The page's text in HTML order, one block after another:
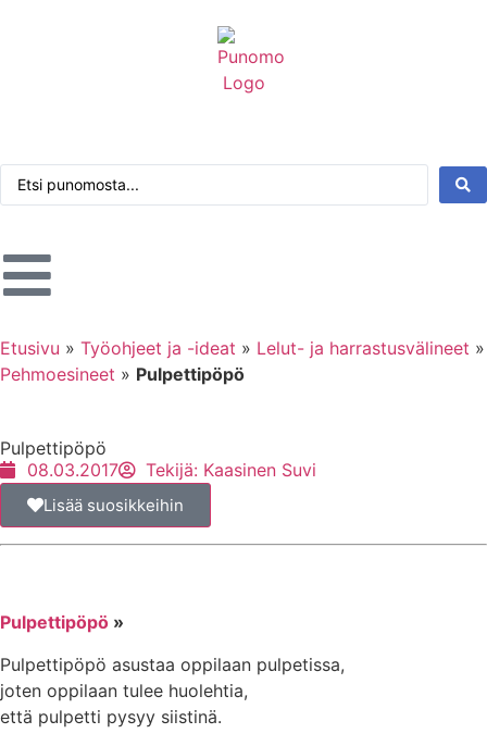
Etusivu » Työohjeet ja -ideat » Lelut- ja harrastusvälineet »
Pehmoesineet » Pulpettipöpö
Pulpettipöpö
08.03.2017
Tekijä: Kaasinen Suvi
Lisää suosikkeihin
Pulpettipöpö »
Pulpettipöpö asustaa oppilaan pulpetissa,
joten oppilaan tulee huolehtia,
että pulpetti pysyy siistinä.